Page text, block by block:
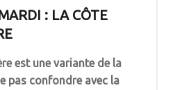
: LA CÔTE
est une variante de la
pas confondre avec la